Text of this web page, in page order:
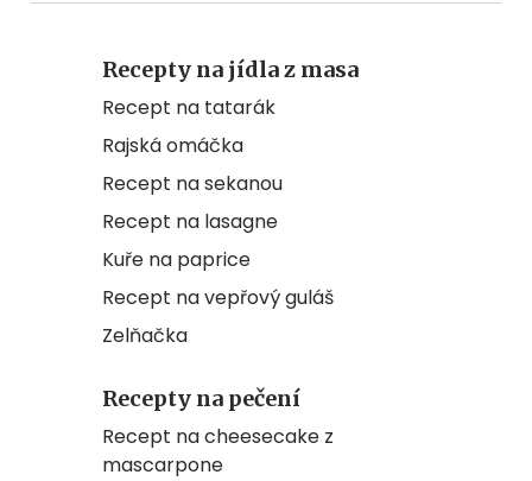
Recepty na jídla z masa
Recept na tatarák
Rajská omáčka
Recept na sekanou
Recept na lasagne
Kuře na paprice
Recept na vepřový guláš
Zelňačka
Recepty na pečení
Recept na cheesecake z
mascarpone